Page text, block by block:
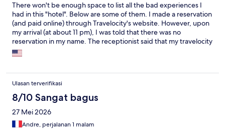
There won't be enough space to list all the bad experiences I
had in this "hotel". Below are some of them. I made a reservation
(and paid online) through Travelocity's website. However, upon
my arrival (at about 11 pm), I was told that there was no
reservation in my name. The receptionist said that my travelocity
receipt was a fake; I had to pay the for the first night (cash, local
currency). I was only refunded on the next day... There is (or
(their old) towels on many occasions. There was no hot water. If
you are still planning to stay there, do not accept any room on
the fourth floor. There is no elevator in the facility and the
"maintenance" is often done on the roof very late (after 10pm).
Ulasan terverifikasi
8/10 Sangat bagus
27 Mei 2026
Andre, perjalanan 1 malam